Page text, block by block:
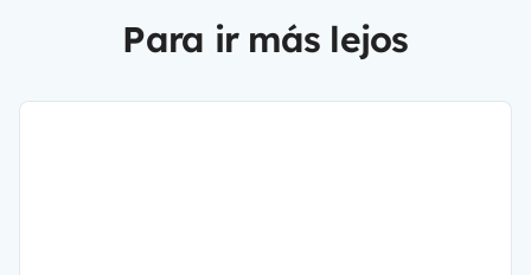
Para ir más lejos